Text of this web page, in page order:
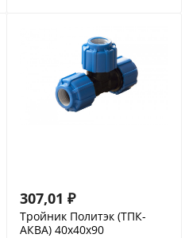
307,01 ₽
Тройник Политэк (ТПК-
АКВА) 40х40х90